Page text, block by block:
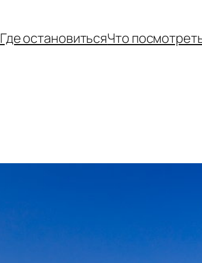
Где остановитьсяЧто